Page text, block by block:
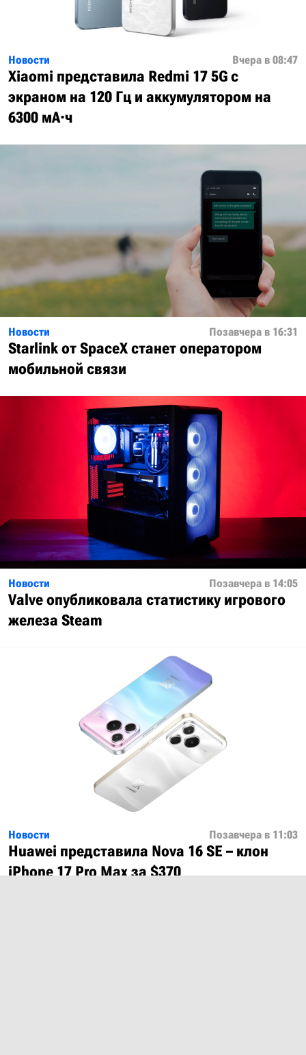
Новости Вчера в 08:47
Xiaomi представила Redmi 17 5G с
экраном на 120 Гц и аккумулятором на
6300 мА·ч
Новости Позавчера в 16:31
Starlink от SpaceX станет оператором
мобильной связи
Новости Позавчера в 14:05
Valve опубликовала статистику игрового
железа Steam
Новости Позавчера в 11:03
Huawei представила Nova 16 SE – клон
iPhone 17 Pro Max за $370